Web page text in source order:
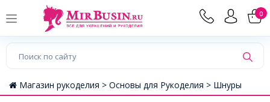
0
Магазин рукоделия > Основы для Рукоделия > Шнуры